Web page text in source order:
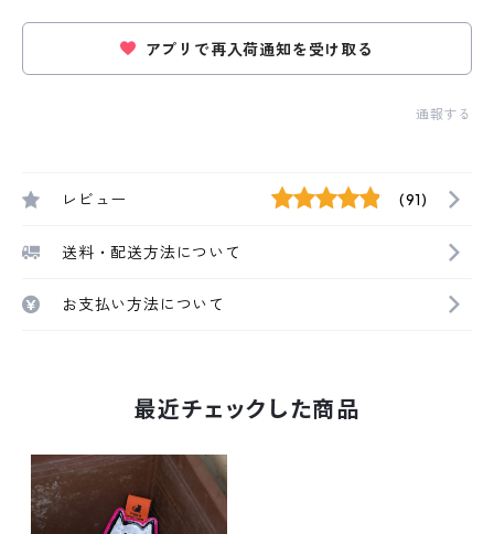
アプリで再入荷通知を受け取る
通報する
レビュー (91)
送料・配送方法について
お支払い方法について
最近チェックした商品